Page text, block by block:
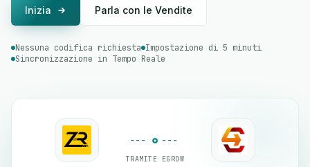
Inizia Parla con le Vendite
Nessuna codifica richiesta Impostazione di 5 minuti
Sincronizzazione in Tempo Reale
TRAMITE EGROW